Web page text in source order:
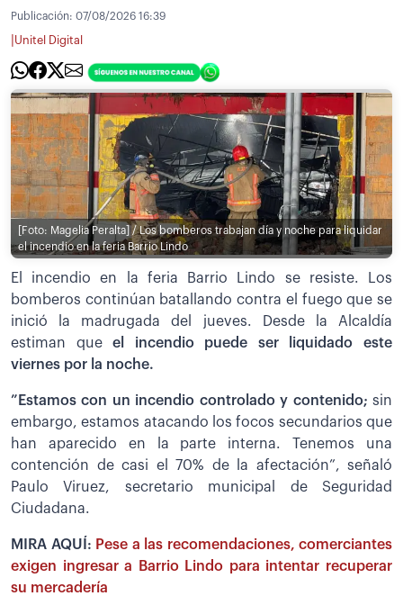
Publicación: 07/08/2026 16:39
Unitel Digital
[Foto: Magelia Peralta] / Los bomberos trabajan día y noche para liquidar
el incendio en la feria Barrio Lindo
El incendio en la feria Barrio Lindo se resiste. Los
bomberos continúan batallando contra el fuego que se
inició la madrugada del jueves. Desde la Alcaldía
estiman queel incendio puede ser liquidado este
viernes por la noche.
”Estamos con un incendio controlado y contenido; sin
embargo, estamos atacando los focos secundarios que
han aparecido en la parte interna. Tenemos una
contención de casi el 70% de la afectación”, señaló
Paulo Viruez, secretario municipal de Seguridad
Ciudadana.
MIRA AQUÍ: Pese a las recomendaciones, comerciantes
exigen ingresar a Barrio Lindo para intentar recuperar
su mercadería